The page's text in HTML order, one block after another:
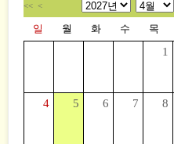
<< <
일 월 화 수 목
1
4 5 6 7 8